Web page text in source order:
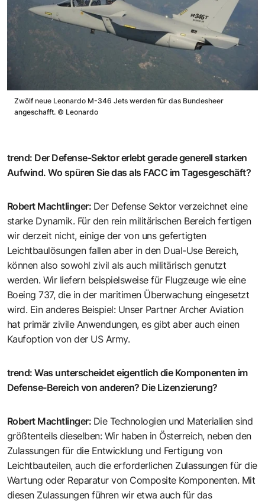
Zwölf neue Leonardo M-346 Jets werden für das Bundesheer
angeschafft. © Leonardo
trend: Der Defense-Sektor erlebt gerade generell starken
Aufwind. Wo spüren Sie das als FACC im Tagesgeschäft?
Robert Machtlinger: Der Defense Sektor verzeichnet eine
starke Dynamik. Für den rein militärischen Bereich fertigen
wir derzeit nicht, einige der von uns gefertigten
Leichtbaulösungen fallen aber in den Dual-Use Bereich,
können also sowohl zivil als auch militärisch genutzt
werden. Wir liefern beispielsweise für Flugzeuge wie eine
Boeing 737, die in der maritimen Überwachung eingesetzt
wird. Ein anderes Beispiel: Unser Partner Archer Aviation
hat primär zivile Anwendungen, es gibt aber auch einen
Kaufoption von der US Army.
trend:Was unterscheidet eigentlich die Komponenten im
Defense-Bereich von anderen? Die Lizenzierung?
Robert Machtlinger: Die Technologien und Materialien sind
größtenteils dieselben: Wir haben in Österreich, neben den
Zulassungen für die Entwicklung und Fertigung von
Leichtbauteilen, auch die erforderlichen Zulassungen für die
Wartung oder Reparatur von Composite Komponenten. Mit
diesen Zulassungen führen wir etwa auch für das